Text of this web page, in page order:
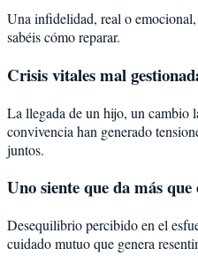
Una infidelidad, real o
sabéis cómo reparar.
Crisis vitales mal
La llegada de un hijo, un cambio
convivencia han generado
juntos.
Uno siente que da más
Desequilibrio percibido en el
cuidado mutuo que genera